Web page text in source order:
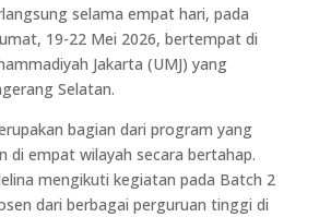
selama empat hari, pada
19-22 Mei 2026, bertempat di
Jakarta (UMJ) yang
Selatan.
bagian dari program yang
di empat wilayah secara bertahap.
mengikuti kegiatan pada Batch 2
dari berbagai perguruan tinggi di